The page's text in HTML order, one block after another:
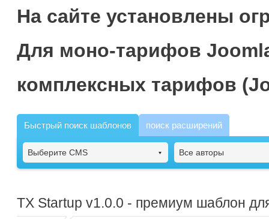
На сайте установлены
Для моно-тарифов
комплексных тарифов
Быстрый поиск шаблонов поиск расширений
Выберите CMS Все авторы
TX Startup v1.0.0 - премиум шаблон